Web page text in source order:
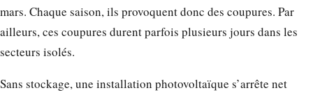
mars. Chaque saison, ils provoquent donc des coupures. Par
ailleurs, ces coupures durent parfois plusieurs jours dans les
secteurs isolés.
Sans stockage, une installation photovoltaïque s’arrête net